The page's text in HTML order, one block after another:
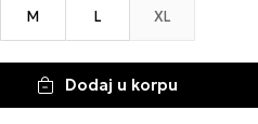
M L XL
Dodaj u korpu